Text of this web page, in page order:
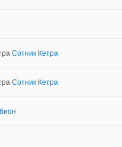
Сотник Кетра
Сотник Кетра